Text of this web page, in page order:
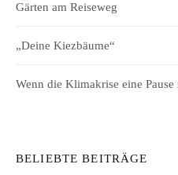
Gärten am Reiseweg
„Deine Kiezbäume“
Wenn die Klimakrise eine
BELIEBTE BEITRÄGE